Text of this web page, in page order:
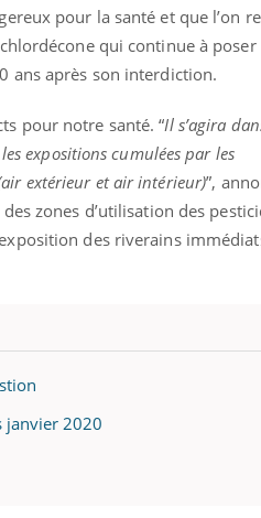
pour la santé et que l’on
qui continue à poser
ans après son interdiction.
pour notre santé. “Il s’agira
expositions cumulées par les
extérieur et air intérieur)”,
zones d’utilisation des
des riverains
janvier 2020